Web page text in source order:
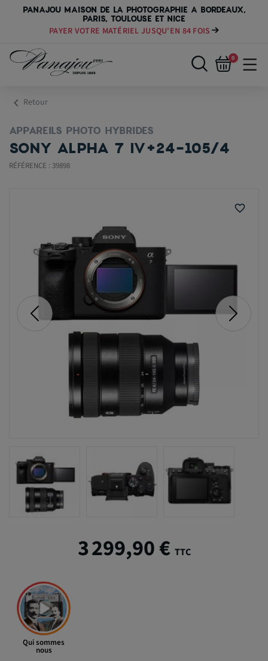
PANAJOU MAISON DE LA PHOTOGRAPHIE A BORDEAUX,
PARIS, TOULOUSE ET NICE
PAYER VOTRE MATÉRIEL JUSQU'EN 84 FOIS
0
chevron_left Retour
APPAREILS PHOTO HYBRIDES
SONY ALPHA 7 IV+24-105/4
RÉFÉRENCE : 39898
favorite_border
3 299,90 € TTC
Qui sommes
nous